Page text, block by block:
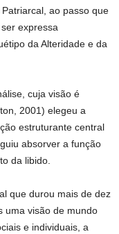
ao passo que
expressa
da Alteridade e da
cuja visão é
2001) elegeu a
estruturante central
absorver a função
da libido.
que durou mais de dez
uma visão de mundo
e individuais, a